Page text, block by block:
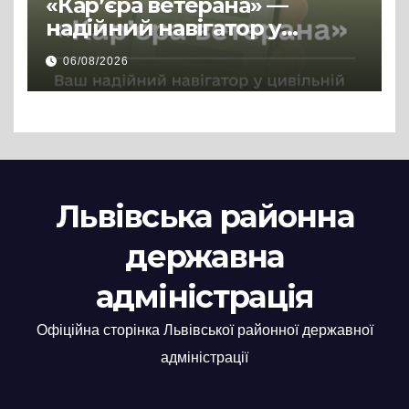
надійний навігатор у
цивільній професії
06/08/2026
Львівська районна
державна
адміністрація
Офіційна сторінка Львівської районної державної
адміністрації